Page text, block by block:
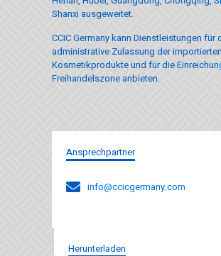
Shanxi ausgeweitet.
CCIC Germany kann Dienstleistungen für
administrative Zulassung der importierten
Kosmetikprodukte und für die
Freihandelszone anbieten.
Ansprechpartner
info@ccicgermany.com
Herunterladen